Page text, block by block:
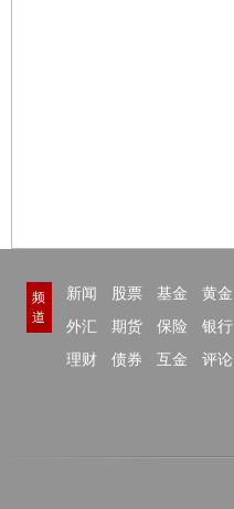
频
道
新闻 股票 基金
黄金
外汇
期货 保险
银行
理财
债券 互金 评论